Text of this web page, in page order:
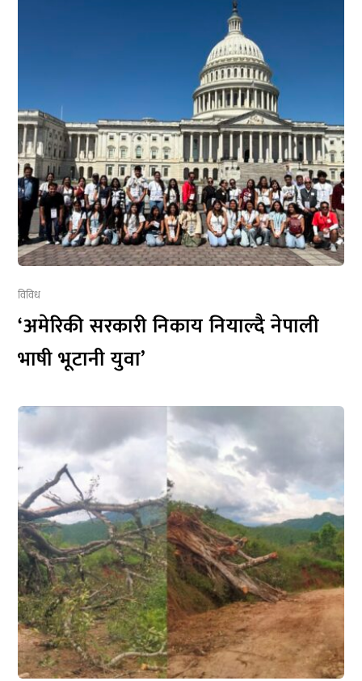
विविध
‘अमेरिकी सरकारी निकाय नियाल्दै नेपाली
भाषी भूटानी युवा’